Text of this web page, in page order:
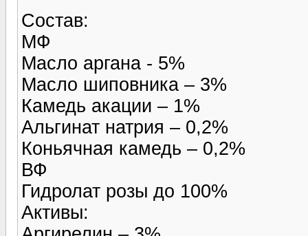
Состав:
МФ
Масло аргана - 5%
Масло шиповника – 3%
Камедь акации – 1%
Альгинат натрия – 0,2%
Коньячная камедь – 0,2%
ВФ
Гидролат розы до 100%
Активы: